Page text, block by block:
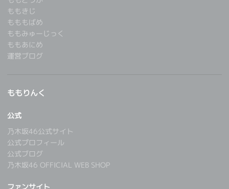
ももきじ
もももばめ
ももみゅーじっく
ももあにめ
運営ブログ
ももりんく
公式
乃木坂46公式サイト
公式プロフィール
公式ブログ
乃木坂46 OFFICIAL WEB SHOP
ファンサイト